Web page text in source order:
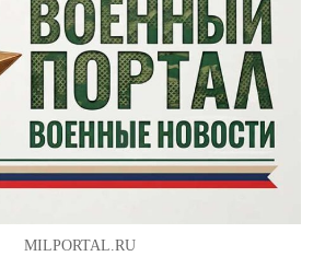
MILPORTAL.RU